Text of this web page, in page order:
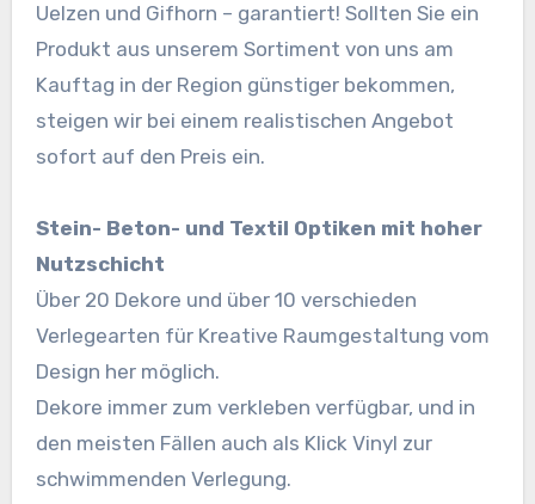
Uelzen und Gifhorn – garantiert! Sollten Sie ein
Produkt aus unserem Sortiment von uns am
Kauftag in der Region günstiger bekommen,
steigen wir bei einem realistischen Angebot
sofort auf den Preis ein.
Stein- Beton- und Textil Optiken mit hoher
Nutzschicht
Über 20 Dekore und über 10 verschieden
Verlegearten für Kreative Raumgestaltung vom
Design her möglich.
Dekore immer zum verkleben verfügbar, und in
den meisten Fällen auch als Klick Vinyl zur
schwimmenden Verlegung.